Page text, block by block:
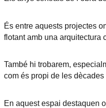
És entre aquests projectes
flotant amb una arquitectura
També hi trobarem,
com és propi de les
En aquest espai destaquen